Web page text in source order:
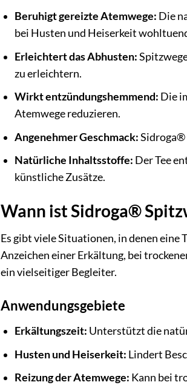
Beruhigt gereizte Atemwege: Die
bei Husten und Heiserkeit
Erleichtert das Abhusten:
zu erleichtern.
Wirkt entzündungshemmend: Die
Atemwege reduzieren.
Angenehmer Geschmack:Sidroga®
Natürliche Inhaltsstoffe: Der Tee
künstliche Zusätze.
Wann ist Sidroga®
Es gibt viele Situationen, in denen eine
Anzeichen einer Erkältung, bei
ein vielseitiger Begleiter.
Anwendungsgebiete
Erkältungszeit: Unterstützt die
Husten und Heiserkeit: Lindert
Reizung der Atemwege: Kann bei